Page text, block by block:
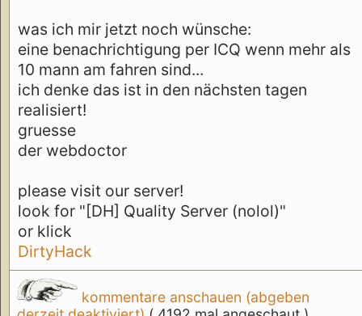
was ich mir jetzt noch wünsche:
eine benachrichtigung per ICQ wenn mehr als
10 mann am fahren sind...
ich denke das ist in den nächsten tagen
realisiert!
gruesse
der webdoctor
please visit our server!
look for "[DH] Quality Server (nolol)"
or klick
DirtyHack
kommentare anschauen (abgeben